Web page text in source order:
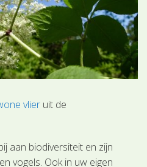
vlier uit de
aan biodiversiteit en zijn
vogels. Ook in uw eigen